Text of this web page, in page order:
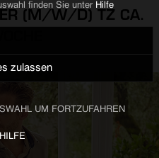
finden Sie unter Hilfe
zulassen
UM FORTZUFAHREN
HILFE
(M/W/D) TZ CA.